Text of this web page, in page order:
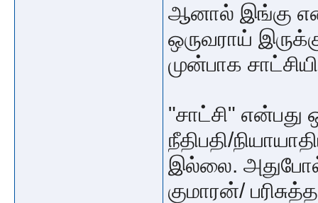
ஆனால் இங்கு
ஒருவராய்
முன்பாக
"சாட்சி" என்பது
நீதிபதி/
இல்லை.
குமாரன்/